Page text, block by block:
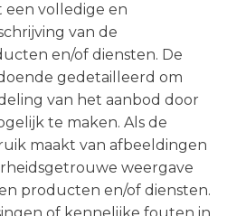
een volledige en
van de
en/of diensten. De
gedetailleerd om
van het aanbod door
te maken. Als de
maakt van afbeeldingen
weergave
producten en/of diensten.